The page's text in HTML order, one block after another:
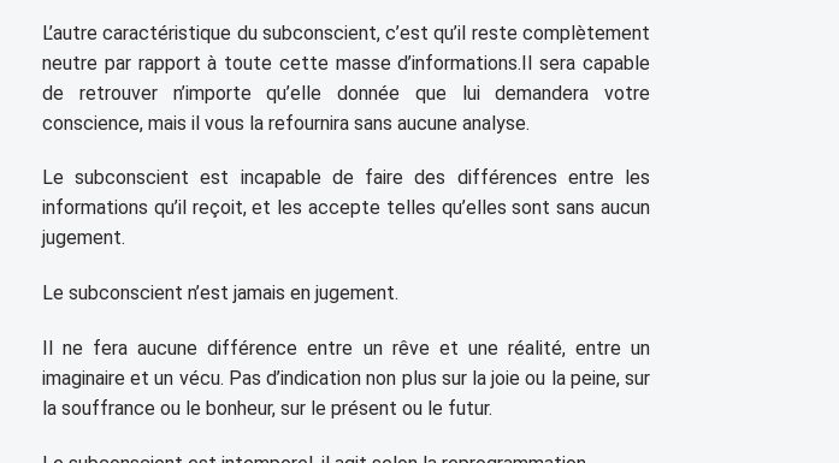
L’autre caractéristique du subconscient, c’est qu’il reste complètement
neutre par rapport à toute cette masse d’informations.Il sera capable
de retrouver n’importe qu’elle donnée que lui demandera votre
conscience, mais il vous la refournira sans aucune analyse.
Le subconscient est incapable de faire des différences entre les
informations qu’il reçoit, et les accepte telles qu’elles sont sans aucun
jugement.
Le subconscient n’est jamais en jugement.
Il ne fera aucune différence entre un rêve et une réalité, entre un
imaginaire et un vécu. Pas d’indication non plus sur la joie ou la peine, sur
la souffrance ou le bonheur, sur le présent ou le futur.